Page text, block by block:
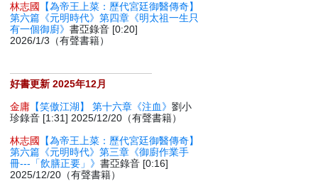
林志國
【為帝王上菜：歷代宮廷御醫傳奇】
第六篇《元明時代》第四章《明太祖一生只
有一個御廚》書亞錄音 [0:20]
2026/1/3（有聲書籍）
好書更新 2025年12月
金庸 【笑傲江湖】 第十六章《注血》劉小
珍錄音 [1:31] 2025/12/20（有聲書籍）
林志國
【為帝王上菜：歷代宮廷御醫傳奇】
第六篇《元明時代》第三章《御廚作業手
冊---「飲膳正要」》書亞錄音 [0:16]
2025/12/20（有聲書籍）